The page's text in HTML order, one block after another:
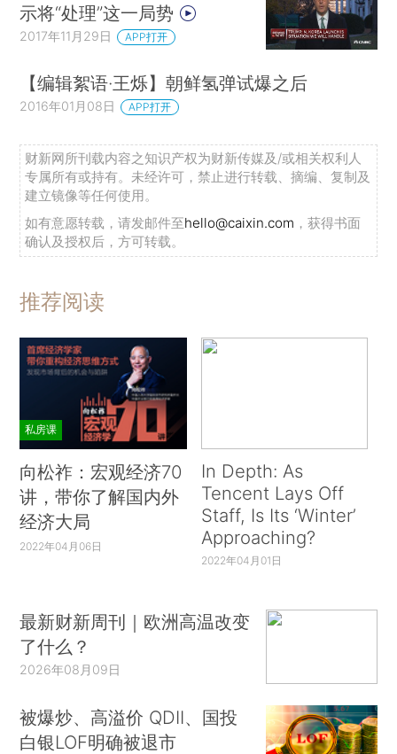
示将“处理”这一局势
2017年11月29日 APP打开
【编辑絮语·王烁】朝鲜氢弹试爆之后
2016年01月08日 APP打开
财新网所刊载内容之知识产权为财新传媒及/或相关权利人
专属所有或持有。未经许可，禁止进行转载、摘编、复制及
建立镜像等任何使用。
如有意愿转载，请发邮件至hello@caixin.com ，获得书面
确认及授权后，方可转载。
推荐阅读
私房课
向松祚：宏观经济70
讲，带你了解国内外
经济大局
2022年04月06日
In Depth: As
Tencent Lays Off
Staff, Is Its ‘Winter’
Approaching?
2022年04月01日
最新财新周刊｜欧洲高温改变
了什么？
2026年08月09日
被爆炒、高溢价 QDII、国投
白银LOF明确被退市